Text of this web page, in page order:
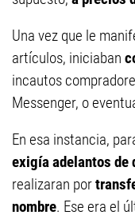
Una vez que le
artículos, iniciaban
incautos
Messenger, o
En esa instancia,
exigía adelantos de
realizaran por
nombre. Ese era el